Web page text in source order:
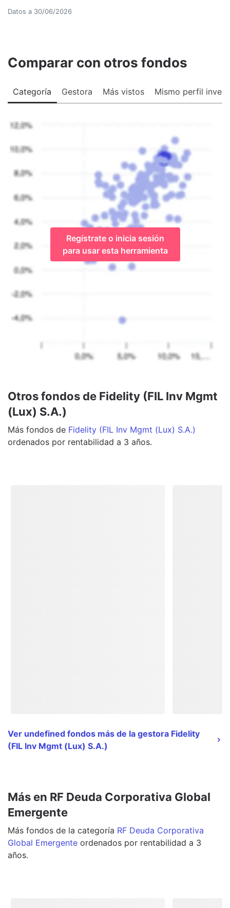
Datos a 30/06/2026
Comparar con otros fondos
Categoría Gestora Más vistos Mismo perfil
Regístrate o inicia sesión
para usar esta herramienta
Otros fondos de Fidelity (FIL Inv Mgmt
(Lux) S.A.)
Más fondos de Fidelity (FIL Inv Mgmt (Lux) S.A.)
ordenados por rentabilidad a 3 años.
Ver undefined fondos más de la gestora Fidelity
(FIL Inv Mgmt (Lux) S.A.)
Más en RF Deuda Corporativa Global
Emergente
Más fondos de la categoría RF Deuda Corporativa
Global Emergente ordenados por rentabilidad a 3
años.